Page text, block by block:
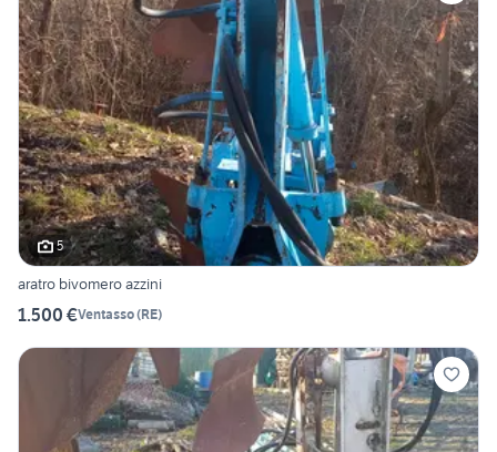
5
aratro bivomero azzini
1.500 €Ventasso(RE)